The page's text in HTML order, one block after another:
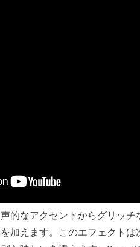
的なアクセントからグリッ
加えます。このエフェクト